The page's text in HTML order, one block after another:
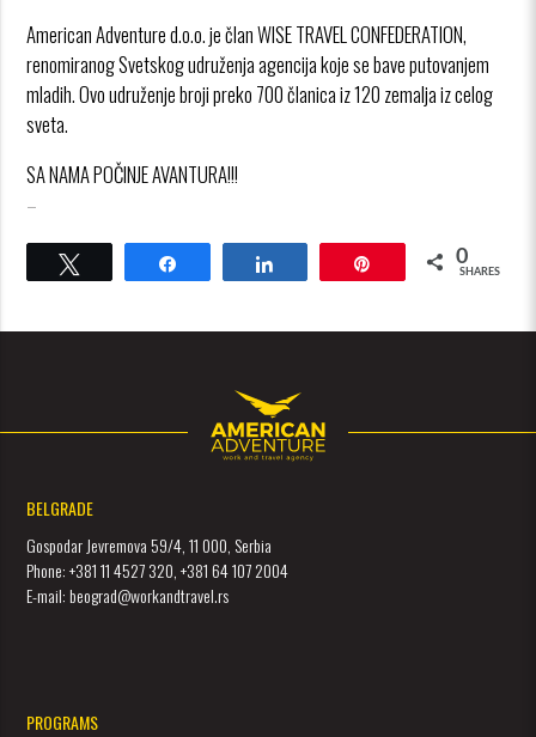
American Adventure d.o.o. je član WISE TRAVEL CONFEDERATION,
renomiranog Svetskog udruženja agencija koje se bave putovanjem
mladih. Ovo udruženje broji preko 700 članica iz 120 zemalja iz celog
sveta.
SA NAMA POČINJE AVANTURA!!!
–
0
SHARES
BELGRADE
Gospodar Jevremova 59/4, 11 000, Serbia
Phone: +381 11 4527 320, +381 64 107 2004
E-mail: beograd@workandtravel.rs
PROGRAMS